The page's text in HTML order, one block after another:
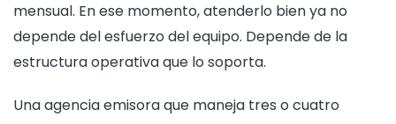
mensual. En ese momento, atenderlo bien ya no
depende del esfuerzo del equipo. Depende de la
estructura operativa que lo soporta.
Una agencia emisora que maneja tres o cuatro